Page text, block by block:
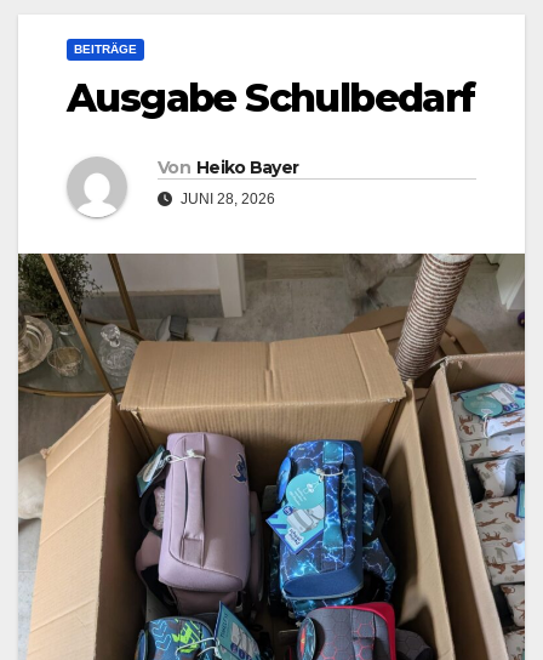
BEITRÄGE
Ausgabe Schulbedarf
Von Heiko Bayer
JUNI 28, 2026